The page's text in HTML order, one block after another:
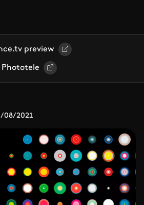
preview
Phototele
08/2021